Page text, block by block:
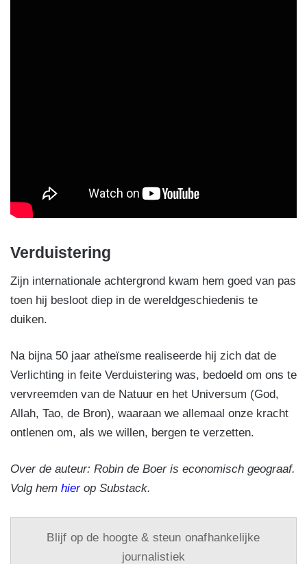
Verduistering
Zijn internationale achtergrond kwam hem goed van pas
toen hij besloot diep in de wereldgeschiedenis te
duiken.
Na bijna 50 jaar atheïsme realiseerde hij zich dat de
Verlichting in feite Verduistering was, bedoeld om ons te
vervreemden van de Natuur en het Universum (God,
Allah, Tao, de Bron), waaraan we allemaal onze kracht
ontlenen om, als we willen, bergen te verzetten.
Over de auteur: Robin de Boer is economisch geograaf.
Volg hem hierop Substack.
Blijf op de hoogte & steun onafhankelijke
journalistiek